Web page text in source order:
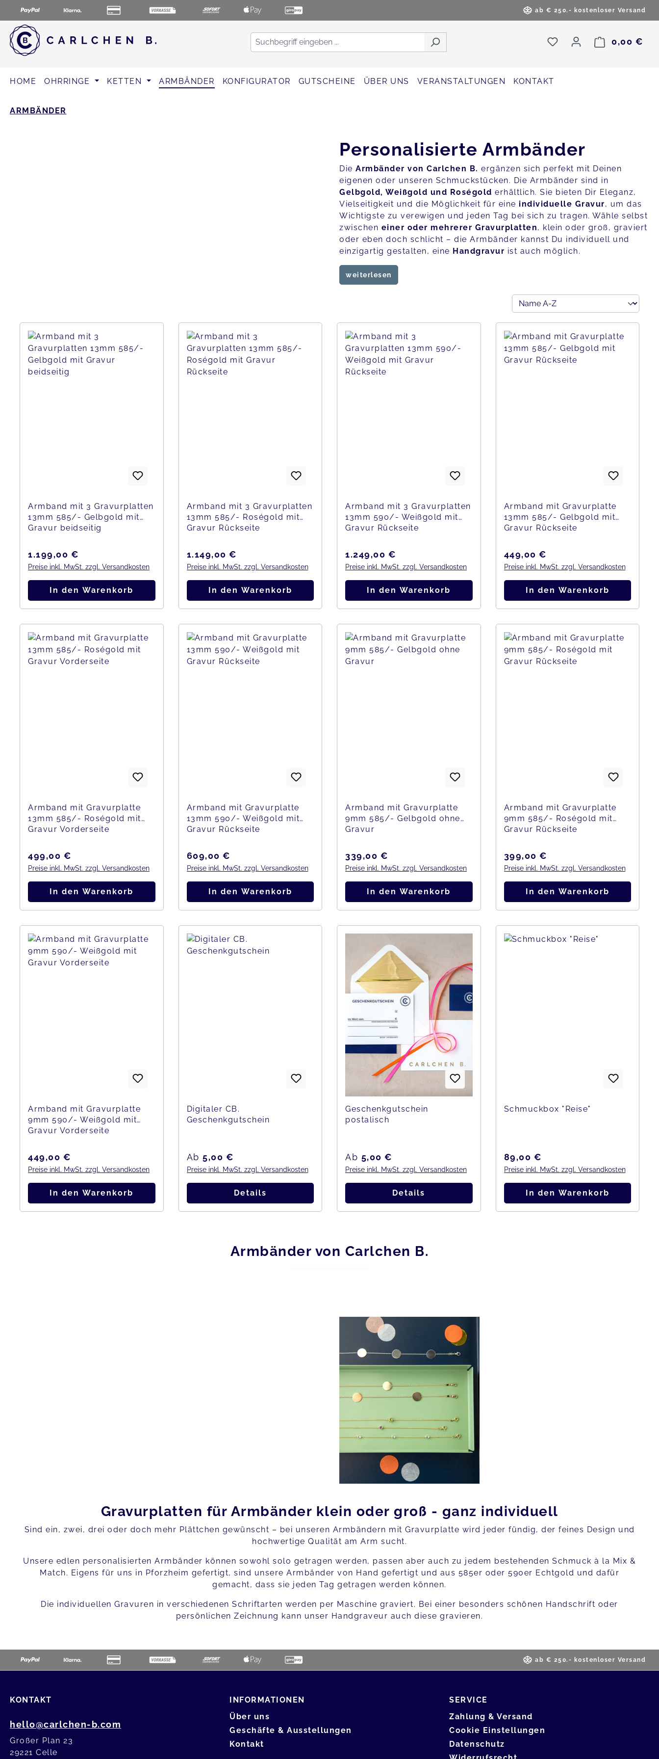
Hauptinhalt springen
Zur Suche springen
Zur Hauptnavigation springen ab € 250.- kostenloser Versand
Du hast 0 Produkte
0,00 €
HOME OHRRINGE KETTEN ARMBÄNDER KONFIGURATOR GUTSCHEINE ÜBER UNS VERANSTALTUNGEN KONTAKT
ARMBÄNDER
Personalisierte Armbänder
Die Armbänder von Carlchen B. ergänzen sich perfekt mit Deinen
eigenen oder unseren Schmuckstücken. Die Armbänder sind in
Gelbgold, Weißgold und Roségold erhältlich. Sie bieten Dir Eleganz,
Vielseitigkeit und die Möglichkeit für eine individuelle Gravur, um das
Wichtigste zu verewigen und jeden Tag bei sich zu tragen. Wähle selbst
zwischen einer oder mehrerer Gravurplatten, klein oder groß, graviert
oder eben doch schlicht – die Armbänder kannst Du individuell und
einzigartig gestalten, eine Handgravur ist auch möglich.
weiterlesen
Armband mit 3 Gravurplatten
13mm 585/- Gelbgold mit
Gravur beidseitig
Regulärer Preis:
1.199,00 €
Preise inkl. MwSt. zzgl. Versandkosten
In den Warenkorb
Armband mit 3 Gravurplatten
13mm 585/- Roségold mit
Gravur Rückseite
Regulärer Preis:
1.149,00 €
Preise inkl. MwSt. zzgl. Versandkosten
In den Warenkorb
Armband mit 3 Gravurplatten
13mm 590/- Weißgold mit
Gravur Rückseite
Regulärer Preis:
1.249,00 €
Preise inkl. MwSt. zzgl. Versandkosten
In den Warenkorb
Armband mit Gravurplatte
13mm 585/- Gelbgold mit
Gravur Rückseite
Regulärer Preis:
449,00 €
Preise inkl. MwSt. zzgl. Versandkosten
In den Warenkorb
Armband mit Gravurplatte
13mm 585/- Roségold mit
Gravur Vorderseite
Regulärer Preis:
499,00 €
Preise inkl. MwSt. zzgl. Versandkosten
In den Warenkorb
Armband mit Gravurplatte
13mm 590/- Weißgold mit
Gravur Rückseite
Regulärer Preis:
609,00 €
Preise inkl. MwSt. zzgl. Versandkosten
In den Warenkorb
Armband mit Gravurplatte
9mm 585/- Gelbgold ohne
Gravur
Regulärer Preis:
339,00 €
Preise inkl. MwSt. zzgl. Versandkosten
In den Warenkorb
Armband mit Gravurplatte
9mm 585/- Roségold mit
Gravur Rückseite
Regulärer Preis:
399,00 €
Preise inkl. MwSt. zzgl. Versandkosten
In den Warenkorb
Armband mit Gravurplatte
9mm 590/- Weißgold mit
Gravur Vorderseite
Regulärer Preis:
449,00 €
Preise inkl. MwSt. zzgl. Versandkosten
In den Warenkorb
Digitaler CB.
Geschenkgutschein
Regulärer Preis:
Ab 5,00 €
Preise inkl. MwSt. zzgl. Versandkosten
Details
Geschenkgutschein
postalisch
Regulärer Preis:
Ab 5,00 €
Preise inkl. MwSt. zzgl. Versandkosten
Details
Schmuckbox "Reise"
Regulärer Preis:
89,00 €
Preise inkl. MwSt. zzgl. Versandkosten
In den Warenkorb
Armbänder von Carlchen B.
Gravurplatten für Armbänder klein oder groß - ganz individuell
Sind ein, zwei, drei oder doch mehr Plättchen gewünscht – bei unseren Armbändern mit Gravurplatte wird jeder fündig, der feines Design und
hochwertige Qualität am Arm sucht.
Unsere edlen personalisierten Armbänder können sowohl solo getragen werden, passen aber auch zu jedem bestehenden Schmuck à la Mix &
Match. Eigens für uns in Pforzheim gefertigt, sind unsere Armbänder von Hand gefertigt und aus 585er oder 590er Echtgold und dafür
gemacht, dass sie jeden Tag getragen werden können.
Die individuellen Gravuren in verschiedenen Schriftarten werden per Maschine graviert. Bei einer besonders schönen Handschrift oder
persönlichen Zeichnung kann unser Handgraveur auch diese gravieren.
ab € 250.- kostenloser Versand
KONTAKT
hello@carlchen-b.com
Großer Plan 23
29221 Celle
INFORMATIONEN
Über uns
Geschäfte & Ausstellungen
Kontakt
SERVICE
Zahlung & Versand
Cookie Einstellungen
Datenschutz